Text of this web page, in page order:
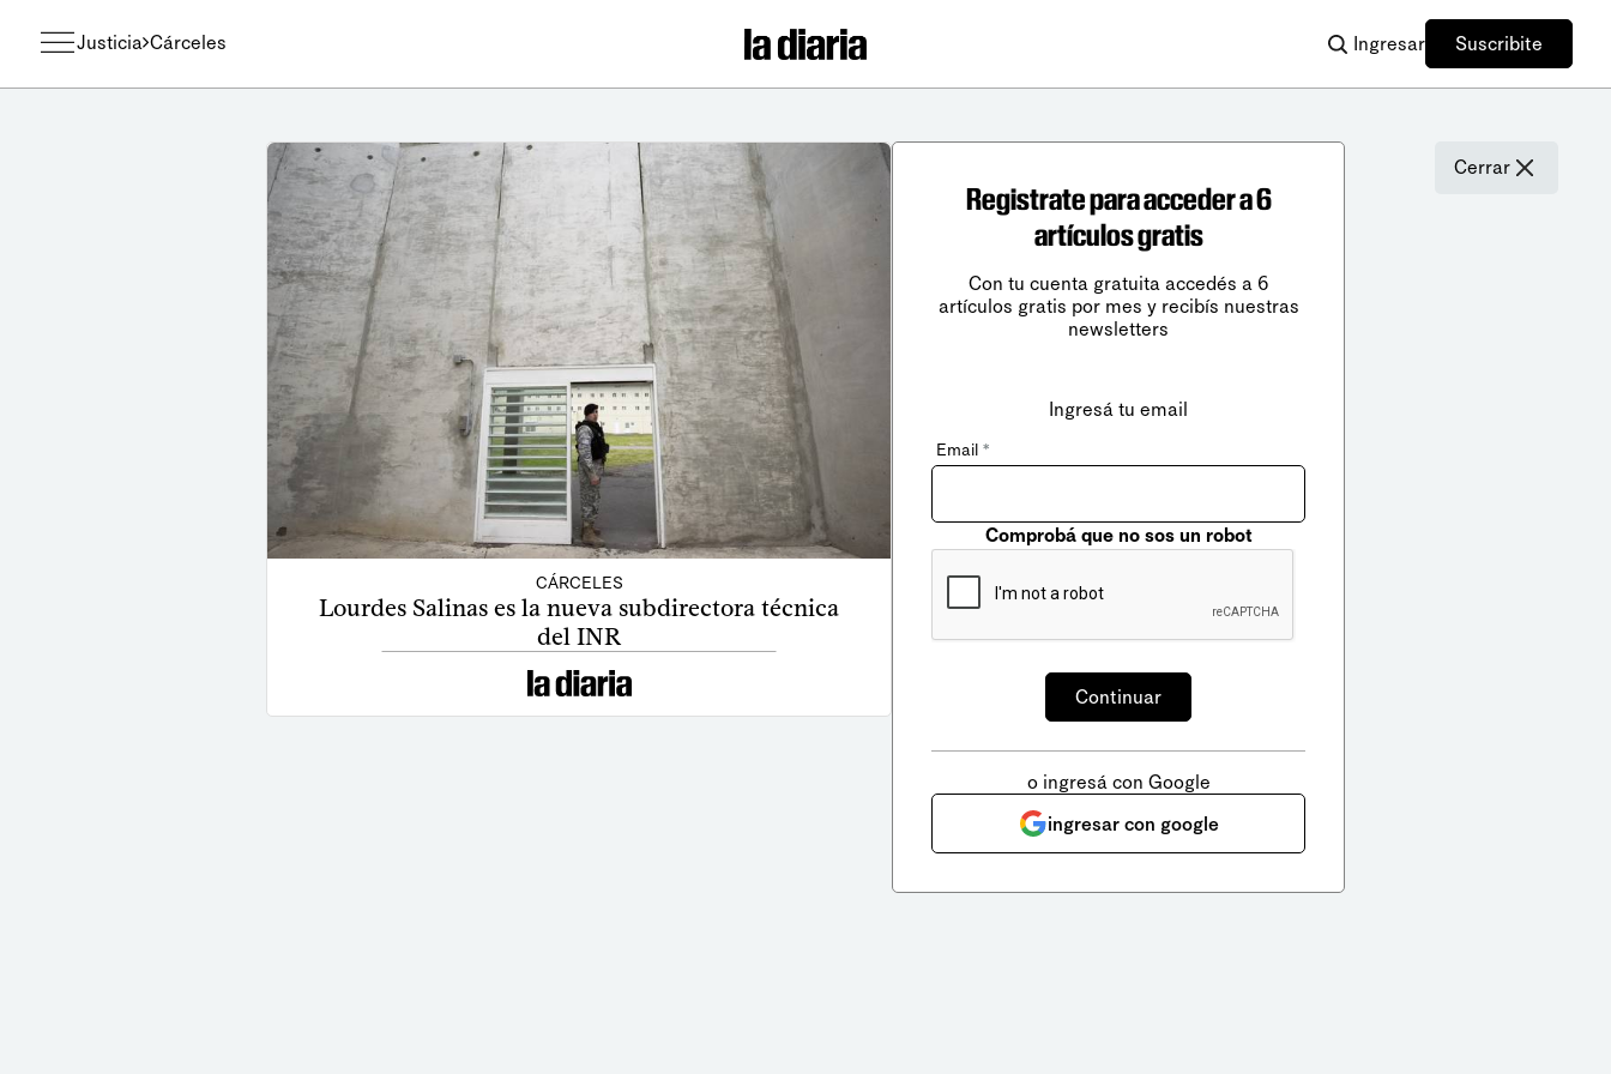
Justicia Cárceles Ingresar Suscribite
CÁRCELES
Lourdes Salinas es la nueva subdirectora técnica
del INR
Cerrar
Registrate para acceder a 6
artículos gratis
Con tu cuenta gratuita accedés a 6
artículos gratis por mes y recibís nuestras
newsletters
Ingresá tu email
Email *
Comprobá que no sos un robot
o ingresá con Google
ingresar con google